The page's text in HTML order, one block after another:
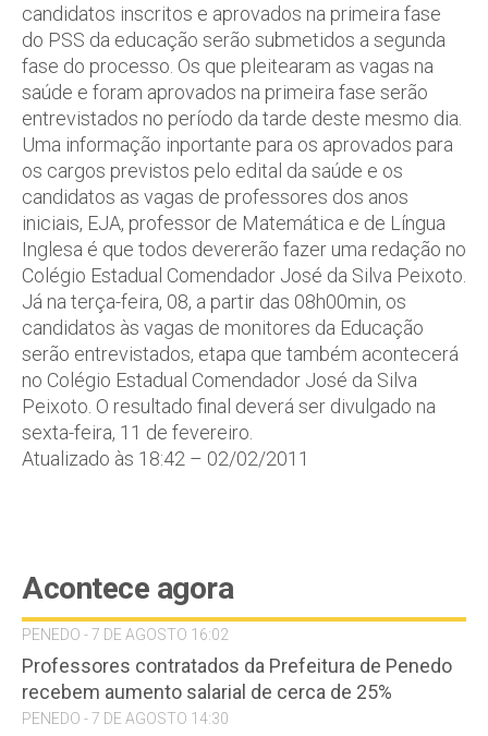
candidatos inscritos e aprovados na primeira fase
do PSS da educação serão submetidos a segunda
fase do processo. Os que pleitearam as vagas na
saúde e foram aprovados na primeira fase serão
entrevistados no período da tarde deste mesmo dia.
Uma informação inportante para os aprovados para
os cargos previstos pelo edital da saúde e os
candidatos as vagas de professores dos anos
iniciais, EJA, professor de Matemática e de Língua
Inglesa é que todos devererão fazer uma redação no
Colégio Estadual Comendador José da Silva Peixoto.
Já na terça-feira, 08, a partir das 08h00min, os
candidatos às vagas de monitores da Educação
serão entrevistados, etapa que também acontecerá
no Colégio Estadual Comendador José da Silva
Peixoto. O resultado final deverá ser divulgado na
sexta-feira, 11 de fevereiro.
Atualizado às 18:42 – 02/02/2011
Acontece agora
PENEDO - 7 DE AGOSTO 16:02
Professores contratados da Prefeitura de Penedo
recebem aumento salarial de cerca de 25%
PENEDO - 7 DE AGOSTO 14:30